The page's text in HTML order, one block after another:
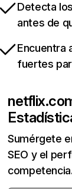
Detecta
antes de
Encuentra
fuertes
Sumérgete
SEO y el